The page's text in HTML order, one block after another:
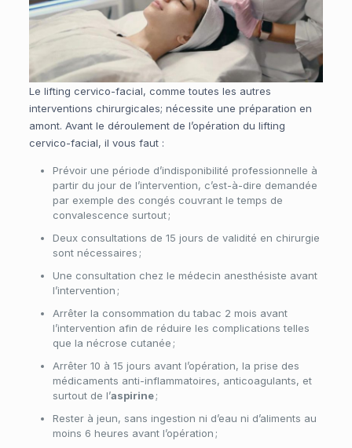
Le lifting cervico-facial, comme toutes les autres
interventions chirurgicales; nécessite une préparation en
amont. Avant le déroulement de l’opération du lifting
cervico-facial, il vous faut :
Prévoir une période d’indisponibilité professionnelle à
partir du jour de l’intervention, c’est-à-dire demandée
par exemple des congés couvrant le temps de
convalescence surtout ;
Deux consultations de 15 jours de validité en chirurgie
sont nécessaires ;
Une consultation chez le médecin anesthésiste avant
l’intervention ;
Arrêter la consommation du tabac 2 mois avant
l’intervention afin de réduire les complications telles
que la nécrose cutanée ;
Arrêter 10 à 15 jours avant l’opération, la prise des
médicaments anti-inflammatoires, anticoagulants, et
surtout de l’aspirine;
Rester à jeun, sans ingestion ni d’eau ni d’aliments au
moins 6 heures avant l’opération ;